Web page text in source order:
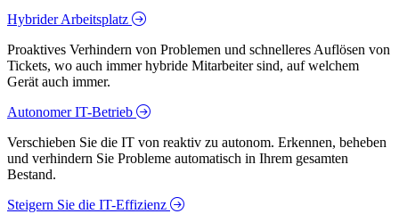
Hybrider Arbeitsplatz
Proaktives Verhindern von Problemen und schnelleres Auflösen von
Tickets, wo auch immer hybride Mitarbeiter sind, auf welchem
Gerät auch immer.
Autonomer IT-Betrieb
Verschieben Sie die IT von reaktiv zu autonom. Erkennen, beheben
und verhindern Sie Probleme automatisch in Ihrem gesamten
Bestand.
Steigern Sie die IT-Effizienz